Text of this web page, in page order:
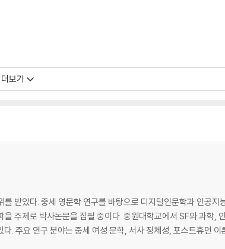
보기
받았다. 중세 영문학 연구를 바탕으로 디지털인문학과 인공지
주제로 박사논문을 집필 중이다. 중원대학교에서 SF와 과학,
. 주요 연구 분야는 중세 여성 문학, 서사 정체성, 포스트휴먼 이